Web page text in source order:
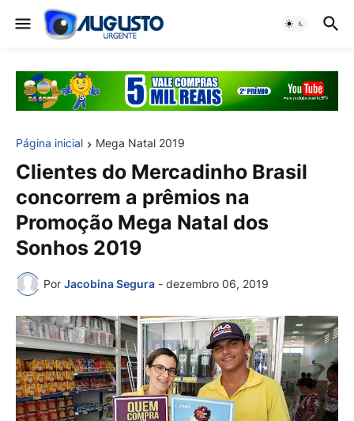
Página inicial Mega Natal 2019
Clientes do Mercadinho Brasil
concorrem a prêmios na
Promoção Mega Natal dos
Sonhos 2019
Por Jacobina Segura - dezembro 06, 2019